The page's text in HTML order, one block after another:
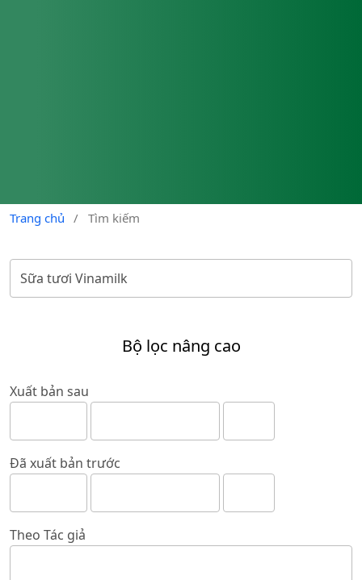
Trang chủ / Tìm kiếm
Bộ lọc nâng cao
Xuất bản sau
Đã xuất bản trước
Theo Tác giả